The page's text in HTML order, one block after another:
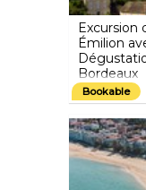
Excursion
Émilion
Bordeaux
Passez une
blancs
Émilion et
journée au
châteaux
région, puis
village
patrimoine
Bookable